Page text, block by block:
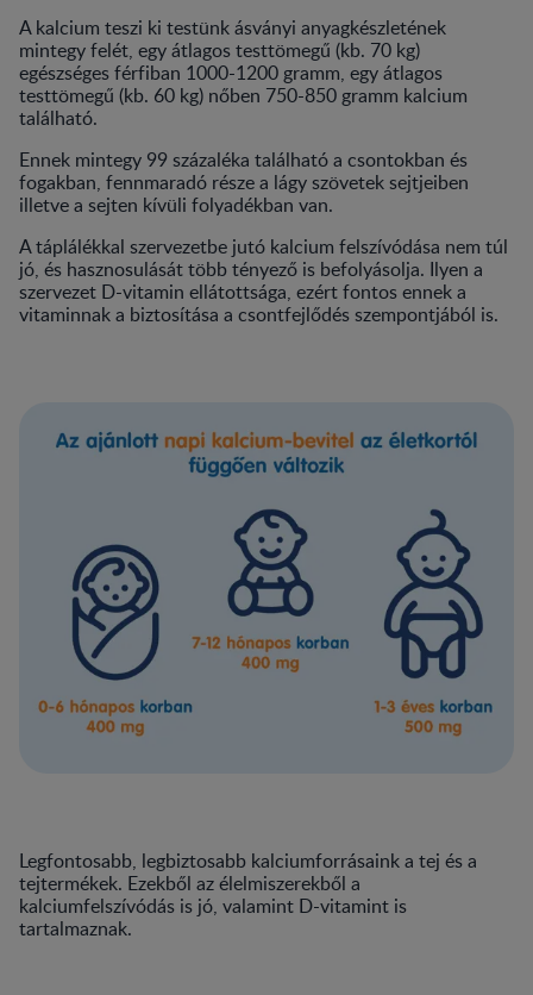
A kalcium teszi ki testünk ásványi anyagkészletének
mintegy felét, egy átlagos testtömegű (kb. 70 kg)
egészséges férfiban 1000-1200 gramm, egy átlagos
testtömegű (kb. 60 kg) nőben 750-850 gramm kalcium
található.
Ennek mintegy 99 százaléka található a csontokban és
fogakban, fennmaradó része a lágy szövetek sejtjeiben
illetve a sejten kívüli folyadékban van.
A táplálékkal szervezetbe jutó kalcium felszívódása nem túl
jó, és hasznosulását több tényező is befolyásolja. Ilyen a
szervezet D-vitamin ellátottsága, ezért fontos ennek a
vitaminnak a biztosítása a csontfejlődés szempontjából is.
Legfontosabb, legbiztosabb kalciumforrásaink a tej és a
tejtermékek. Ezekből az élelmiszerekből a
kalciumfelszívódás is jó, valamint D-vitamint is
tartalmaznak.